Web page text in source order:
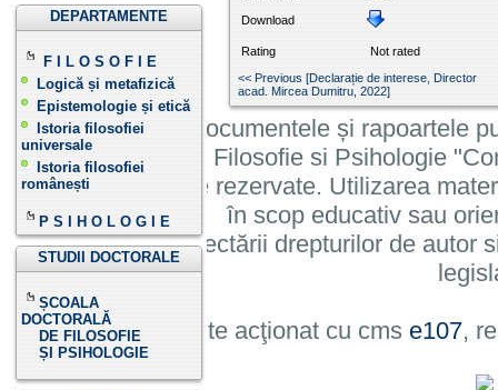
DEPARTAMENTE
F I L O S O F I E
Logică și metafizică
Epistemologie și etică
Istoria filosofiei
universale
Istoria filosofiei
românești
P S I H O L O G I E
STUDII DOCTORALE
ȘCOALA
DOCTORALĂ
DE FILOSOFIE
ȘI PSIHOLOGIE
Download
Rating
Not rated
<< Previous [Declarație de interese, Director
acad. Mircea Dumitru , 2022]
Informatiile, documentele și rapoartele
Institutului de Filosofie si Psihologie
cu toate drepturile rezervate. Utilizarea
în scop educativ sau
cu condiția respectării drepturilor de autor
Site acţionat cu cms e107,